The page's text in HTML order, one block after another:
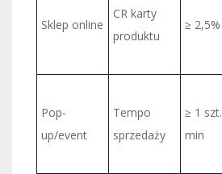
Sklep online
CR karty
produktu
≥ 2,5%
Pop-
up/event
Tempo
sprzedaży
≥ 1
min